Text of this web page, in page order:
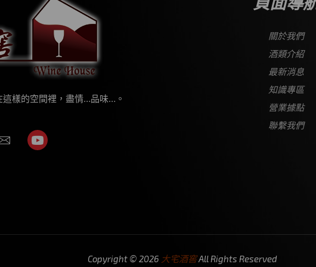
樣的空間裡，盡情…品味…。
關於我們
酒類介紹
最新消息
知識專區
營業據點
聯繫我們
Copyright © 2026 大宅酒窖All Rights Reserved